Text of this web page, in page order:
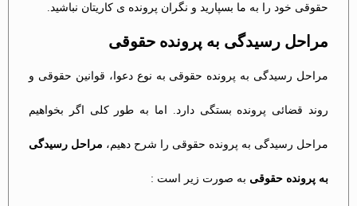
حقوقی خود را به ما بسپارید و نگران پرونده ی کاریتان نباشید.
مراحل رسیدگی به پرونده حقوقی
مراحل رسیدگی به پرونده حقوقی به نوع دعوا، قوانین حقوقی و
روند قضائی پرونده بستگی دارد. اما به طور کلی اگر بخواهیم
مراحل رسیدگی به پرونده حقوقی را شرح دهیم، مراحل رسیدگی
به پرونده حقوقی به صورت زیر است :